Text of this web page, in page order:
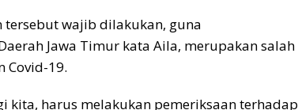
tersebut wajib dilakukan, guna
Jawa Timur kata Aila, merupakan salah
Covid-19.
kita, harus melakukan pemeriksaan terhadap